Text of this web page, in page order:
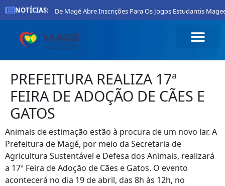
NOTÍCIAS:
Prefeitura De Magé Abre Inscrições Para Os Jogos Estudantis
PREFEITURA REALIZA 17ª
FEIRA DE ADOÇÃO DE CÃES E
GATOS
Animais de estimação estão à procura de um novo lar. A
Prefeitura de Magé, por meio da Secretaria de
Agricultura Sustentável e Defesa dos Animais, realizará
a 17ª Feira de Adoção de Cães e Gatos. O evento
acontecerá no dia 19 de abril, das 8h às 12h, no